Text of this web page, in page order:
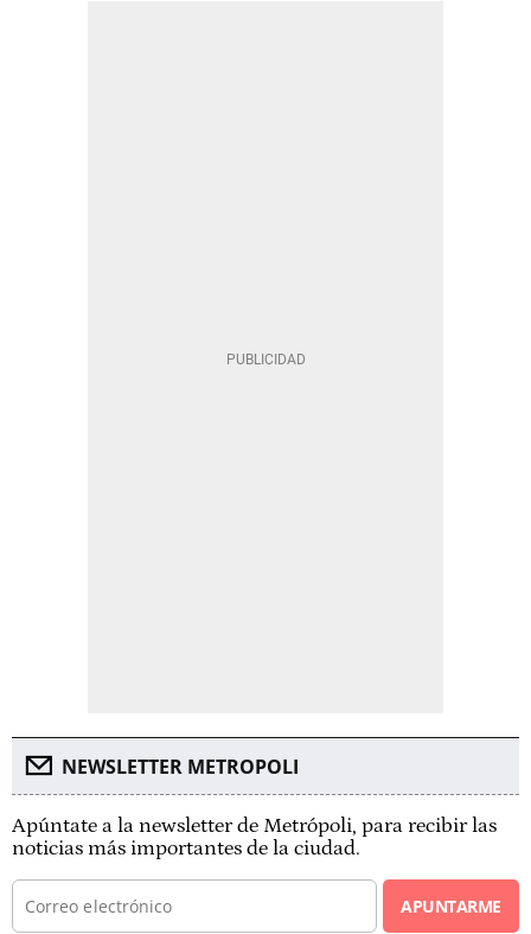
NEWSLETTER METROPOLI
Apúntate a la newsletter de Metrópoli, para recibir las
noticias más importantes de la ciudad.
APUNTARME